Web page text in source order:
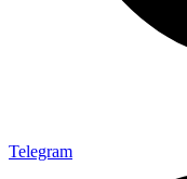
Telegram